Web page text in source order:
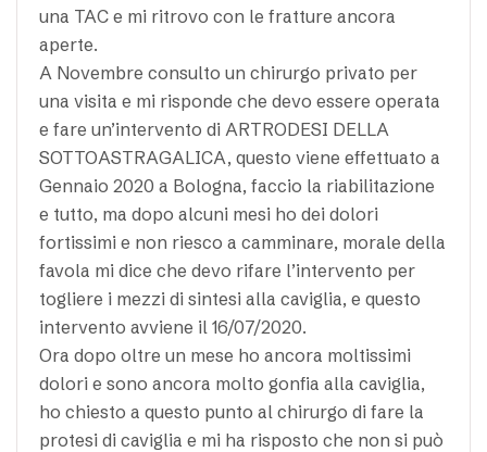
una TAC e mi ritrovo con le fratture ancora
aperte.
A Novembre consulto un chirurgo privato per
una visita e mi risponde che devo essere operata
e fare un’intervento di ARTRODESI DELLA
SOTTOASTRAGALICA, questo viene effettuato a
Gennaio 2020 a Bologna, faccio la riabilitazione
e tutto, ma dopo alcuni mesi ho dei dolori
fortissimi e non riesco a camminare, morale della
favola mi dice che devo rifare l’intervento per
togliere i mezzi di sintesi alla caviglia, e questo
intervento avviene il 16/07/2020.
Ora dopo oltre un mese ho ancora moltissimi
dolori e sono ancora molto gonfia alla caviglia,
ho chiesto a questo punto al chirurgo di fare la
protesi di caviglia e mi ha risposto che non si può